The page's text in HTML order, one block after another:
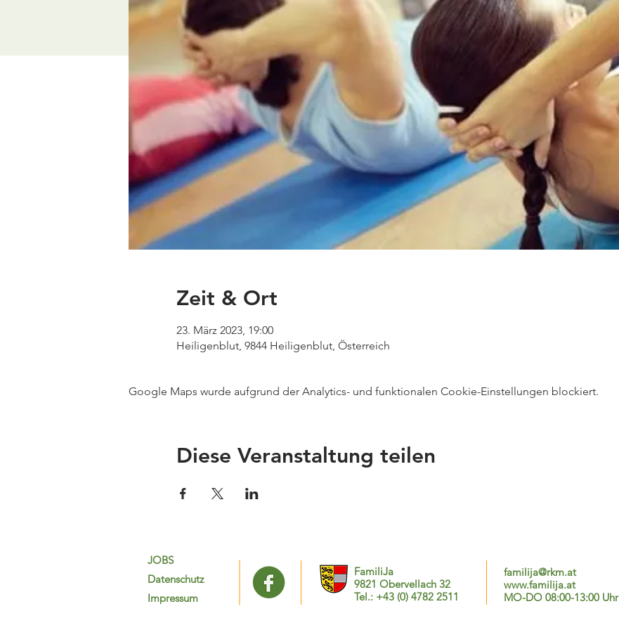
Zeit & Ort
23. März 2023, 19:00
Heiligenblut, 9844 Heiligenblut, Österreich
Google Maps wurde aufgrund der Analytics- und funktionalen Cookie-Einstellungen blockiert.
Diese Veranstaltung teilen
JOBS
Datenschutz
Impressum
FamiliJa
9821 Obervellach 32
Tel.: +43 (0) 4782 2511
familija@rkm.at
www.familija.at
MO-DO 08:00-13:00 Uhr